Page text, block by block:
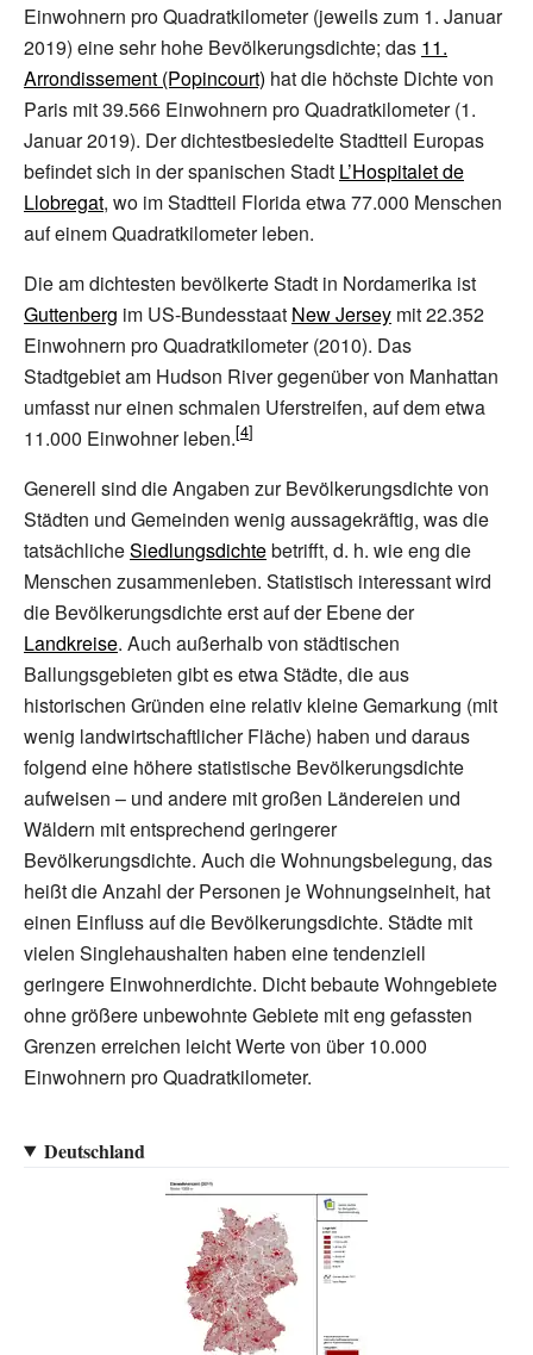
Einwohnern pro Quadratkilometer (jeweils zum 1. Januar
2019) eine sehr hohe Bevölkerungsdichte; das 11.
Arrondissement (Popincourt) hat die höchste Dichte von
Paris mit 39.566 Einwohnern pro Quadratkilometer (1.
Januar 2019). Der dichtestbesiedelte Stadtteil Europas
befindet sich in der spanischen Stadt L’Hospitalet de
Llobregat, wo im Stadtteil Florida etwa 77.000 Menschen
auf einem Quadratkilometer leben.
Die am dichtesten bevölkerte Stadt in Nordamerika ist
Guttenberg im US-Bundesstaat New Jersey mit 22.352
Einwohnern pro Quadratkilometer (2010). Das
Stadtgebiet am Hudson River gegenüber von Manhattan
umfasst nur einen schmalen Uferstreifen, auf dem etwa
11.000 Einwohner leben.
Generell sind die Angaben zur Bevölkerungsdichte von
Städten und Gemeinden wenig aussagekräftig, was die
tatsächlicheSiedlungsdichtebetrifft, d. h. wie eng die
Menschen zusammenleben. Statistisch interessant wird
die Bevölkerungsdichte erst auf der Ebene der
Landkreise. Auch außerhalb von städtischen
Ballungsgebieten gibt es etwa Städte, die aus
historischen Gründen eine relativ kleine Gemarkung (mit
wenig landwirtschaftlicher Fläche) haben und daraus
folgend eine höhere statistische Bevölkerungsdichte
aufweisen – und andere mit großen Ländereien und
Wäldern mit entsprechend geringerer
Bevölkerungsdichte. Auch die Wohnungsbelegung, das
heißt die Anzahl der Personen je Wohnungseinheit, hat
einen Einfluss auf die Bevölkerungsdichte. Städte mit
vielen Singlehaushalten haben eine tendenziell
geringere Einwohnerdichte. Dicht bebaute Wohngebiete
ohne größere unbewohnte Gebiete mit eng gefassten
Grenzen erreichen leicht Werte von über 10.000
Einwohnern pro Quadratkilometer.
Deutschland